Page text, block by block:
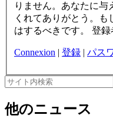
りません。あなたに与
くれてありがとう。も
はするべきです。 登録
Connexion | 登録 | パス
他のニュース